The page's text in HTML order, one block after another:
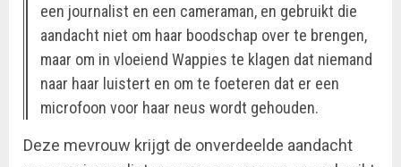
een journalist en een cameraman, en gebruikt die
aandacht niet om haar boodschap over te brengen,
maar om in vloeiend Wappies te klagen dat niemand
naar haar luistert en om te foeteren dat er een
microfoon voor haar neus wordt gehouden.
Deze mevrouw krijgt de onverdeelde aandacht